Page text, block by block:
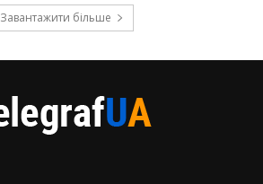
Завантажити більше